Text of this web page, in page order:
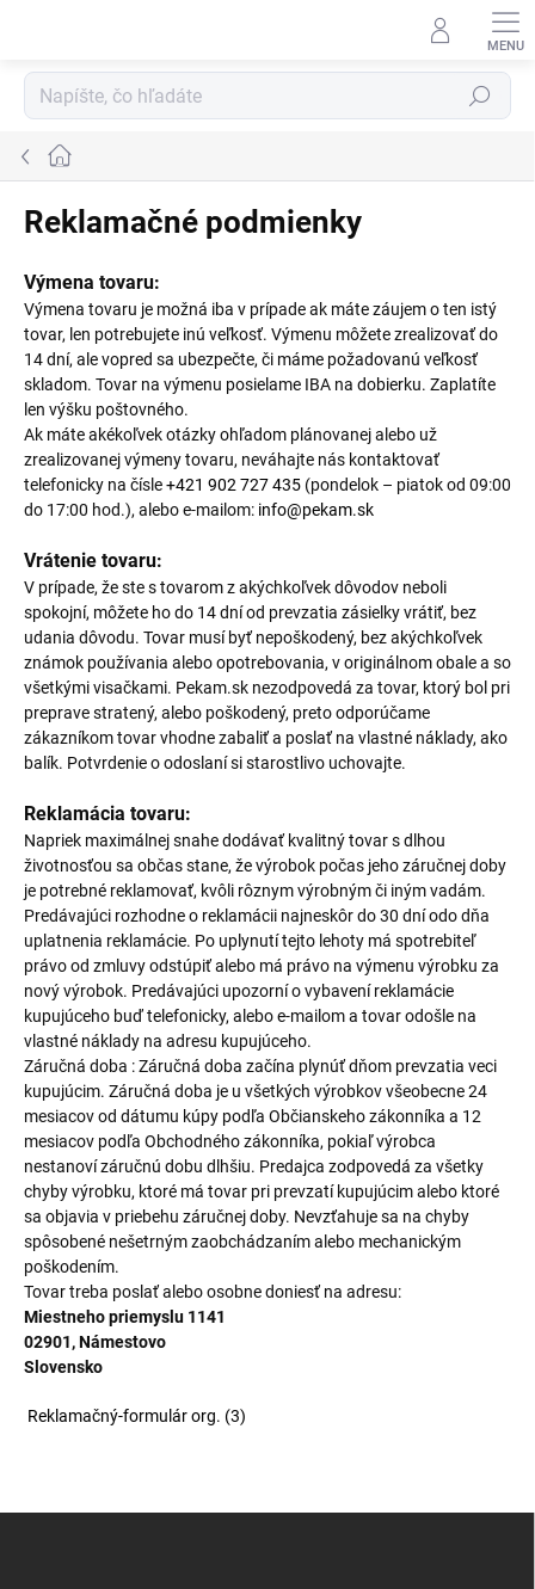
Hľadať
Domov
Reklamačné podmienky
Výmena tovaru:
Výmena tovaru je možná iba v prípade ak máte záujem o ten istý
tovar, len potrebujete inú veľkosť. Výmenu môžete zrealizovať do
14 dní, ale vopred sa ubezpečte, či máme požadovanú veľkosť
skladom. Tovar na výmenu posielame IBA na dobierku. Zaplatíte
len výšku poštovného.
Ak máte akékoľvek otázky ohľadom plánovanej alebo už
zrealizovanej výmeny tovaru, neváhajte nás kontaktovať
telefonicky na čísle+421 902 727 435 (pondelok – piatok od 09:00
do 17:00 hod.), alebo e-mailom: info@pekam.sk
Vrátenie tovaru:
V prípade, že ste s tovarom z akýchkoľvek dôvodov neboli
spokojní, môžete ho do 14 dní od prevzatia zásielky vrátiť, bez
udania dôvodu. Tovar musí byť nepoškodený, bez akýchkoľvek
známok používania alebo opotrebovania, v originálnom obale a so
všetkými visačkami. Pekam.sk nezodpovedá za tovar, ktorý bol pri
preprave stratený, alebo poškodený, preto odporúčame
zákazníkom tovar vhodne zabaliť a poslať na vlastné náklady, ako
balík. Potvrdenie o odoslaní si starostlivo uchovajte.
Reklamácia tovaru:
Napriek maximálnej snahe dodávať kvalitný tovar s dlhou
životnosťou sa občas stane, že výrobok počas jeho záručnej doby
je potrebné reklamovať, kvôli rôznym výrobným či iným vadám.
Predávajúci rozhodne o reklamácii najneskôr do 30 dní odo dňa
uplatnenia reklamácie. Po uplynutí tejto lehoty má spotrebiteľ
právo od zmluvy odstúpiť alebo má právo na výmenu výrobku za
nový výrobok. Predávajúci upozorní o vybavení reklamácie
kupujúceho buď telefonicky, alebo e-mailom a tovar odošle na
vlastné náklady na adresu kupujúceho.
Záručná doba : Záručná doba začína plynúť dňom prevzatia veci
kupujúcim. Záručná doba je u všetkých výrobkov všeobecne 24
mesiacov od dátumu kúpy podľa Občianskeho zákonníka a 12
mesiacov podľa Obchodného zákonníka, pokiaľ výrobca
nestanoví záručnú dobu dlhšiu. Predajca zodpovedá za všetky
chyby výrobku, ktoré má tovar pri prevzatí kupujúcim alebo ktoré
sa objavia v priebehu záručnej doby. Nevzťahuje sa na chyby
spôsobené nešetrným zaobchádzaním alebo mechanickým
poškodením.
Tovar treba poslať alebo osobne doniesť na adresu:
Miestneho priemyslu 1141
02901, Námestovo
Slovensko
Reklamačný-formulár org. (3)